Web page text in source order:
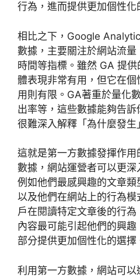
行為，進而提供更加個性化
相比之下，Google
數據，主要關注於網站流
時間等指標。雖然 GA 提
體表現非常有用，但它在
用則有限。GA著重於量化
出率等，這些數據能夠告
很難深入解釋「為什麼發生
這就是第一方數據發揮作
數據，網站運營者可以更深
例如他們最感興趣的文章類
以及他們在網站上的行為模
戶在閱讀特定文章後的行
內容最可能引起他們的興趣
部分提供更加個性化的選擇
利用第一方數據，網站可